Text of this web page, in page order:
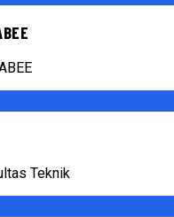
Teknik